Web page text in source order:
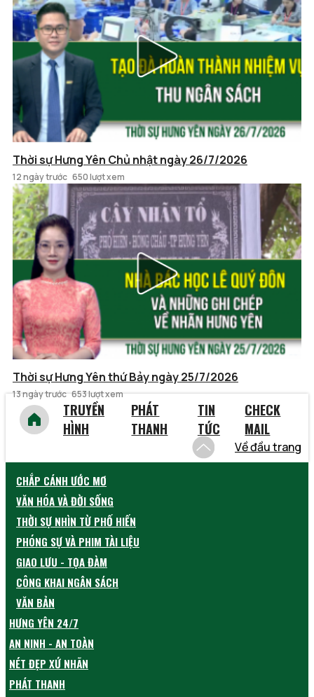
Thời sự Hưng Yên Chủ nhật ngày 26/7/2026
12 ngày trước 650 lượt xem
Thời sự Hưng Yên thứ Bảy ngày 25/7/2026
13 ngày trước 653 lượt xem
TRUYỀN
HÌNH
PHÁT
THANH
TIN
TỨC
CHECK
MAIL
Về đầu trang
CHẮP CÁNH ƯỚC MƠ
VĂN HÓA VÀ ĐỜI SỐNG
THỜI SỰ NHÌN TỪ PHỐ HIẾN
PHÓNG SỰ VÀ PHIM TÀI LIỆU
GIAO LƯU - TỌA ĐÀM
CÔNG KHAI NGÂN SÁCH
VĂN BẢN
HƯNG YÊN 24/7
AN NINH - AN TOÀN
NÉT ĐẸP XỨ NHÃN
PHÁT THANH